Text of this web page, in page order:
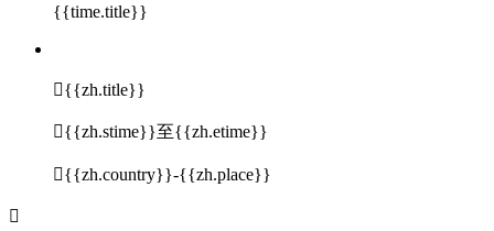
{{time.title}}
{{zh.title}}
{{zh.stime}}至{{zh.etime}}
{{zh.country}}-{{zh.place}}
